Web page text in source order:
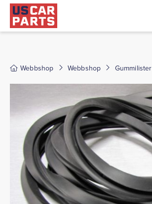
Webbshop Webbshop Gummilister